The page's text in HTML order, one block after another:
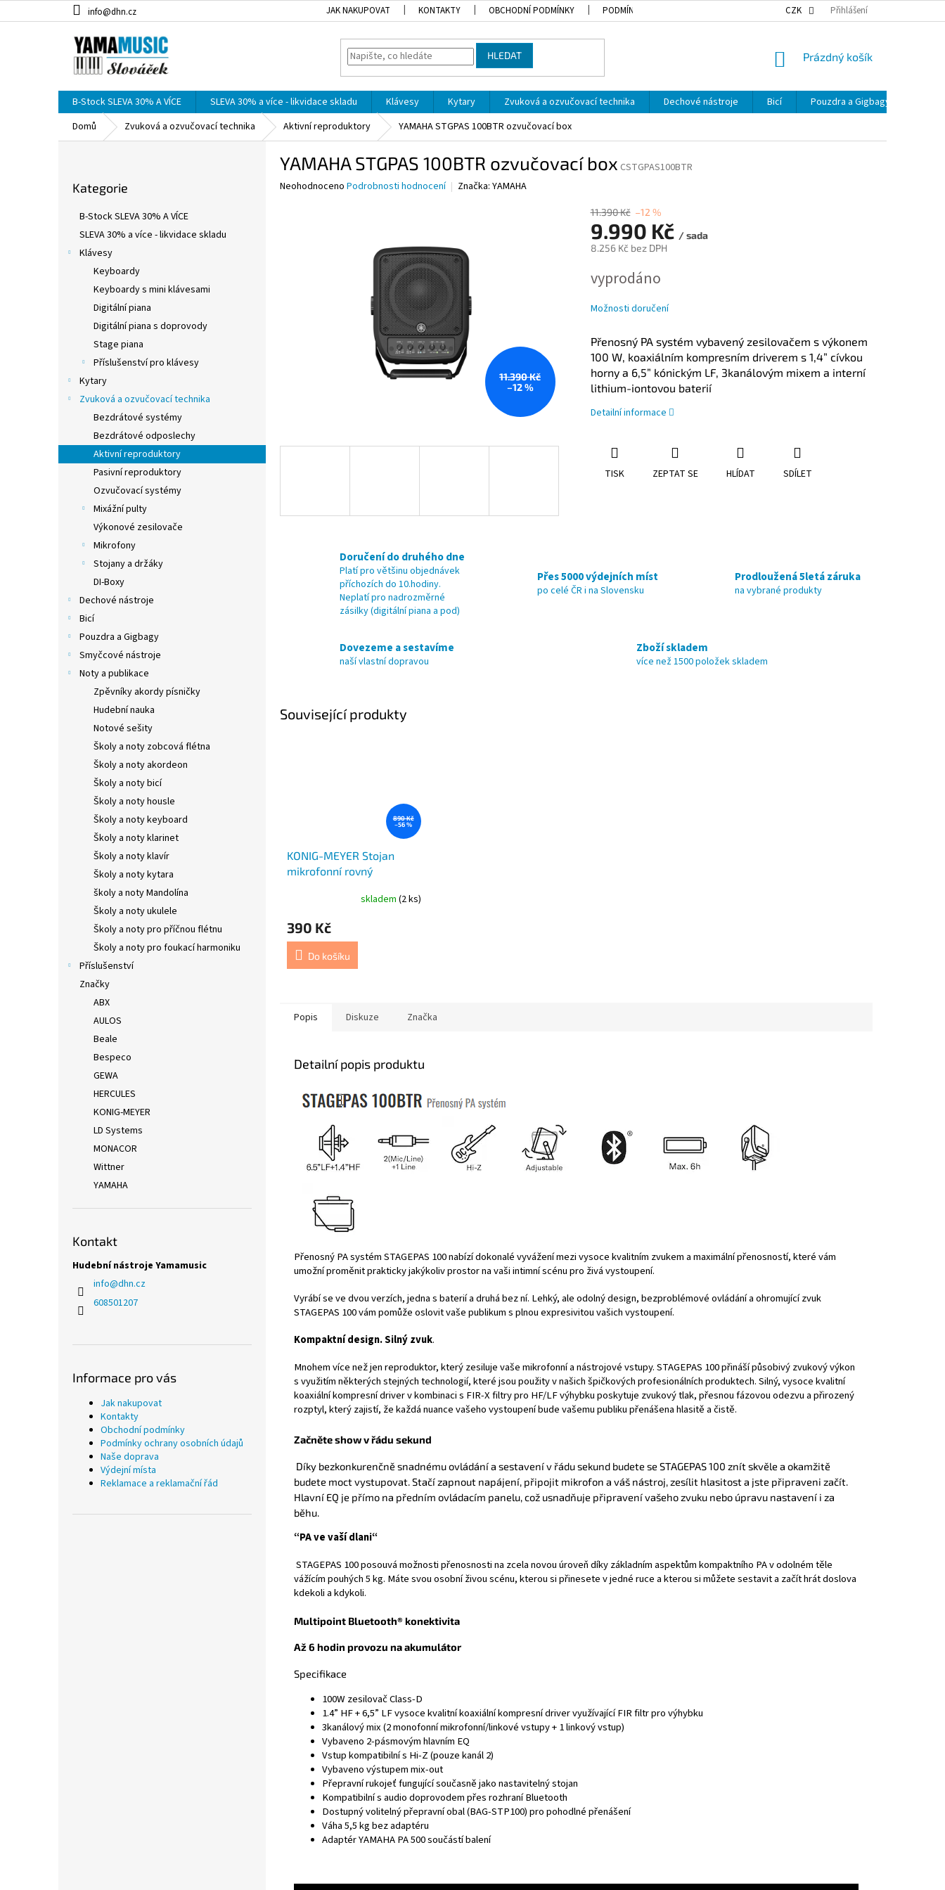
na
info@dhn.cz JAK NAKUPOVAT KONTAKTY OBCHODNÍ PODMÍNKY PODMÍNKY OCHRANY OSOBNÍCH ÚDAJŮ NAŠE DOPRAVA
CZK Přihlášení
HLEDAT
NÁKUPNÍ
Prázdný košík
B-Stock SLEVA 30% A VÍCE SLEVA 30% a více - likvidace skladu Klávesy Kytary Zvuková a ozvučovací technika Dechové nástroje Bicí Pouzdra a Gigbagy
Domů
Zvuková a ozvučovací technika Aktivní reproduktory YAMAHA STGPAS 100BTR ozvučovací box
kategorie
Kategorie
B-Stock SLEVA 30% A VÍCE
SLEVA 30% a více - likvidace skladu
Klávesy
Keyboardy
Keyboardy s mini klávesami
Digitální piana
Digitální piana s doprovody
Stage piana
Příslušenství pro klávesy
Kytary
Zvuková a ozvučovací technika
Bezdrátové systémy
Bezdrátové odposlechy
Aktivní reproduktory
Pasivní reproduktory
Ozvučovací systémy
Mixážní pulty
Výkonové zesilovače
Mikrofony
Stojany a držáky
DI-Boxy
Dechové nástroje
Bicí
Pouzdra a Gigbagy
Smyčcové nástroje
Noty a publikace
Zpěvníky akordy písničky
Hudební nauka
Notové sešity
Školy a noty zobcová flétna
Školy a noty akordeon
Školy a noty bicí
Školy a noty housle
Školy a noty keyboard
Školy a noty klarinet
Školy a noty klavír
Školy a noty kytara
školy a noty Mandolína
Školy a noty ukulele
Školy a noty pro příčnou flétnu
Školy a noty pro foukací harmoniku
Příslušenství
Značky
ABX
AULOS
Beale
Bespeco
GEWA
HERCULES
KONIG-MEYER
LD Systems
MONACOR
Wittner
YAMAHA
Kontakt
Hudební nástroje Yamamusic
info@dhn.cz
608501207
Informace pro vás
Jak nakupovat
Kontakty
Obchodní podmínky
Podmínky ochrany osobních údajů
Naše doprava
Výdejní místa
Reklamace a reklamační řád
YAMAHA STGPAS 100BTR ozvučovací box CSTGPAS100BTR
Průměrné
Neohodnoceno Podrobnosti hodnocení Značka: YAMAHA
11.390 Kč
–12 %
11.390 Kč –12 %
9.990 Kč / sada
8.256 Kč bez DPH
cena:
vyprodáno
Možnosti doručení
Přenosný PA systém vybavený zesilovačem s výkonem
100 W, koaxiálním kompresním driverem s 1,4” cívkou
horny a 6,5” kónickým LF, 3kanálovým mixem a interní
lithium-iontovou baterií
Detailní informace
TISK ZEPTAT SE HLÍDAT SDÍLET
Doručení do druhého dne
Platí pro většinu objednávek
příchozích do 10.hodiny.
Neplatí pro nadrozměrné
zásilky (digitální piana a pod)
Přes 5000 výdejních míst
po celé ČR i na Slovensku
Prodloužená 5letá záruka
na vybrané produkty
Dovezeme a sestavíme
naší vlastní dopravou
Zboží skladem
více než 1500 položek skladem
Související produkty
890 Kč
–56 %
KONIG-MEYER Stojan
mikrofonní rovný
skladem (2 ks)
390 Kč
Do košíku
Popis Diskuze Značka
Detailní popis produktu
Přenosný PA systém STAGEPAS 100 nabízí dokonalé vyvážení mezi vysoce kvalitním zvukem a maximální přenosností, které vám
umožní proměnit prakticky jakýkoliv prostor na vaši intimní scénu pro živá vystoupení.
Vyrábí se ve dvou verzích, jedna s baterií a druhá bez ní. Lehký, ale odolný design, bezproblémové ovládání a ohromující zvuk
STAGEPAS 100 vám pomůže oslovit vaše publikum s plnou expresivitou vašich vystoupení.
Kompaktní design. Silný zvuk.
Mnohem více než jen reproduktor, který zesiluje vaše mikrofonní a nástrojové vstupy. STAGEPAS 100 přináší působivý zvukový výkon
s využitím některých stejných technologií, které jsou použity v našich špičkových profesionálních produktech. Silný, vysoce kvalitní
koaxiální kompresní driver v kombinaci s FIR-X filtry pro HF/LF výhybku poskytuje zvukový tlak, přesnou fázovou odezvu a přirozený
rozptyl, který zajistí, že každá nuance vašeho vystoupení bude vašemu publiku přenášena hlasitě a čistě.
Začněte show v řádu sekund
Díky bezkonkurenčně snadnému ovládání a sestavení v řádu sekund budete se STAGEPAS 100 znít skvěle a okamžitě
budete moct vystupovat. Stačí zapnout napájení, připojit mikrofon a váš nástroj, zesílit hlasitost a jste připraveni začít.
Hlavní EQ je přímo na předním ovládacím panelu, což usnadňuje připravení vašeho zvuku nebo úpravu nastavení i za
běhu.
“PA ve vaší dlani“
STAGEPAS 100 posouvá možnosti přenosnosti na zcela novou úroveň díky základním aspektům kompaktního PA v odolném těle
vážícím pouhých 5 kg. Máte svou osobní živou scénu, kterou si přinesete v jedné ruce a kterou si můžete sestavit a začít hrát doslova
kdekoli a kdykoli.
Multipoint Bluetooth® konektivita
Až 6 hodin provozu na akumulátor
Specifikace
100W zesilovač Class-D
1.4” HF + 6,5” LF vysoce kvalitní koaxiální kompresní driver využívající FIR filtr pro výhybku
3kanálový mix (2 monofonní mikrofonní/linkové vstupy + 1 linkový vstup)
Vybaveno 2-pásmovým hlavním EQ
Vstup kompatibilní s Hi-Z (pouze kanál 2)
Vybaveno výstupem mix-out
Přepravní rukojeť fungující současně jako nastavitelný stojan
Kompatibilní s audio doprovodem přes rozhraní Bluetooth
Dostupný volitelný přepravní obal (BAG-STP100) pro pohodlné přenášení
Váha 5,5 kg bez adaptéru
Adaptér YAMAHA PA 500 součástí balení